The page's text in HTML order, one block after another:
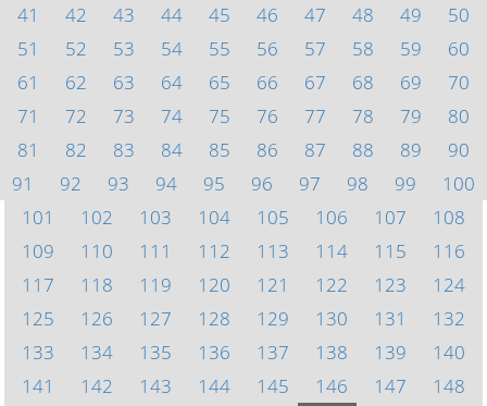
41
42 43 44 45 46 47 48 49
50
51
52 53 54 55 56 57 58 59
60
61
62 63 64 65 66 67 68 69
70
71
72 73 74 75 76 77 78 79
80
81
82 83 84 85 86 87 88 89
90
91
92 93 94 95 96 97 98 99
100
101
102 103 104 105 106 107
108
109
110 111 112 113 114 115
116
117
118 119 120 121 122 123
124
125
126 127 128 129 130 131
132
133
134 135 136 137 138 139
140
141
142 143 144 145 146 147
148